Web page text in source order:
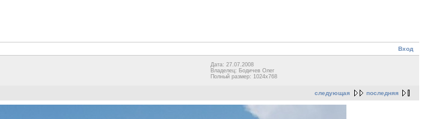
Вход
Дата: 27.07.2008
Владелец: Бодичев Олег
Полный размер: 1024x768
следующая последняя